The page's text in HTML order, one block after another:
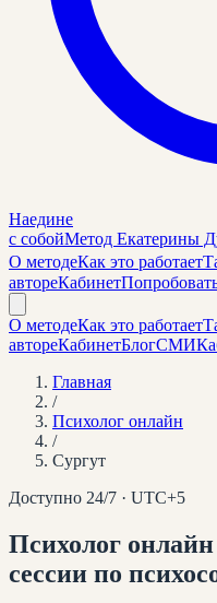
Наедине
с собойМетод Екатерины
О методеКак это работает
автореКабинет
О методеКак это работает
автореКабинетБлогСМИ
Главная
/
Психолог онлайн
/
Сургут
Доступно 24/7 · UTC+5
Психолог онлайн
сессии по